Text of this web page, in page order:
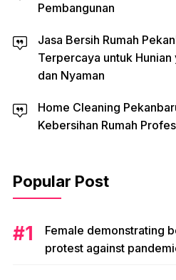
Pembangunan
Jasa Bersih Rumah
Terpercaya untuk Hunian
dan Nyaman
Home Cleaning
Kebersihan Rumah
Popular Post
Female demonstrating
protest against